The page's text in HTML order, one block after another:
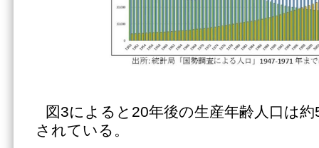
図3によると20年後の生産年齢人口は
されている。